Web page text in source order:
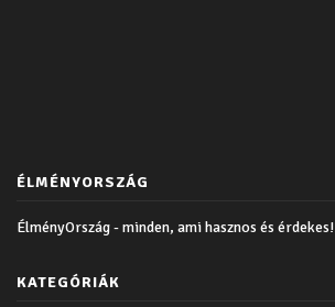
ÉLMÉNYORSZÁG
ÉlményOrszág - minden, ami hasznos és érdekes!
KATEGÓRIÁK